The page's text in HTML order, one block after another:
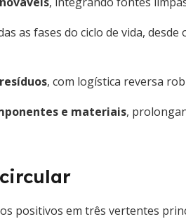
as fases do ciclo de vida,
, com logística reversa
e materiais,
positivos em três vertentes